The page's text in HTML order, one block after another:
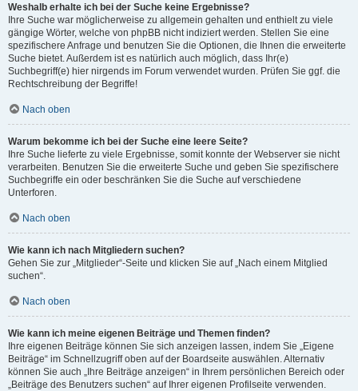
Weshalb erhalte ich bei der Suche keine Ergebnisse?
Ihre Suche war möglicherweise zu allgemein gehalten und enthielt zu viele
gängige Wörter, welche von phpBB nicht indiziert werden. Stellen Sie eine
spezifischere Anfrage und benutzen Sie die Optionen, die Ihnen die erweiterte
Suche bietet. Außerdem ist es natürlich auch möglich, dass Ihr(e)
Suchbegriff(e) hier nirgends im Forum verwendet wurden. Prüfen Sie ggf. die
Rechtschreibung der Begriffe!
Nach oben
Warum bekomme ich bei der Suche eine leere Seite?
Ihre Suche lieferte zu viele Ergebnisse, somit konnte der Webserver sie nicht
verarbeiten. Benutzen Sie die erweiterte Suche und geben Sie spezifischere
Suchbegriffe ein oder beschränken Sie die Suche auf verschiedene
Unterforen.
Nach oben
Wie kann ich nach Mitgliedern suchen?
Gehen Sie zur „Mitglieder“-Seite und klicken Sie auf „Nach einem Mitglied
suchen“.
Nach oben
Wie kann ich meine eigenen Beiträge und Themen finden?
Ihre eigenen Beiträge können Sie sich anzeigen lassen, indem Sie „Eigene
Beiträge“ im Schnellzugriff oben auf der Boardseite auswählen. Alternativ
können Sie auch „Ihre Beiträge anzeigen“ in Ihrem persönlichen Bereich oder
„Beiträge des Benutzers suchen“ auf Ihrer eigenen Profilseite verwenden.